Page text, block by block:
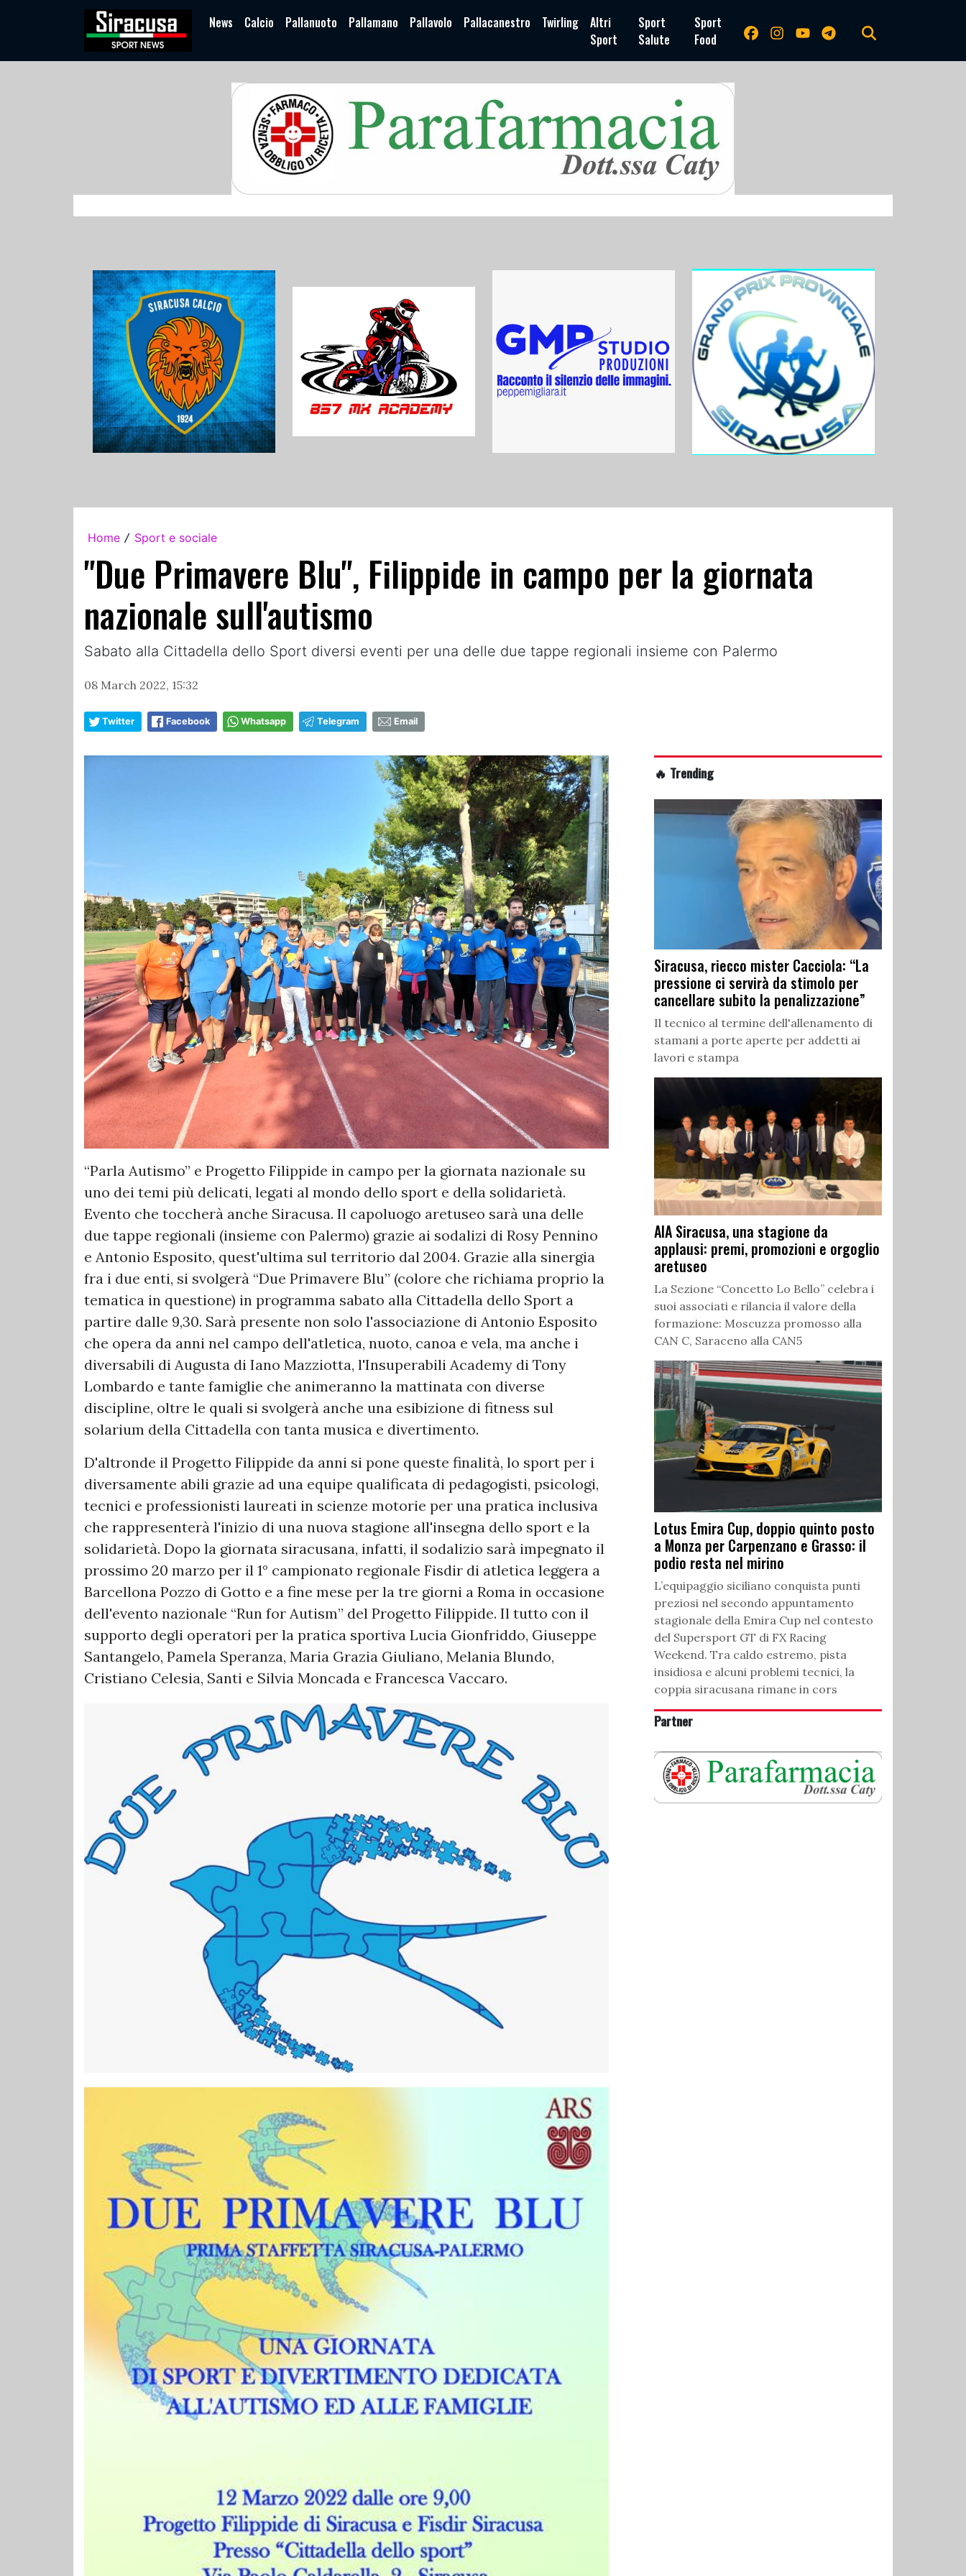
News Calcio Pallanuoto Pallamano Pallavolo Pallacanestro Twirling
Altri
Sport
Sport
Salute
Sport
Food
Home / Sport e sociale
"Due Primavere Blu", Filippide in campo per la giornata
nazionale sull'autismo
Sabato alla Cittadella dello Sport diversi eventi per una delle due tappe regionali insieme con Palermo
08 March 2022, 15:32
Twitter Facebook Whatsapp Telegram Email
“Parla Autismo” e Progetto Filippide in campo per la giornata nazionale su
uno dei temi più delicati, legati al mondo dello sport e della solidarietà.
Evento che toccherà anche Siracusa. Il capoluogo aretuseo sarà una delle
due tappe regionali (insieme con Palermo) grazie ai sodalizi di Rosy Pennino
e Antonio Esposito, quest'ultima sul territorio dal 2004. Grazie alla sinergia
fra i due enti, si svolgerà “Due Primavere Blu” (colore che richiama proprio la
tematica in questione) in programma sabato alla Cittadella dello Sport a
partire dalle 9,30. Sarà presente non solo l'associazione di Antonio Esposito
che opera da anni nel campo dell'atletica, nuoto, canoa e vela, ma anche i
diversabili di Augusta di Iano Mazziotta, l'Insuperabili Academy di Tony
Lombardo e tante famiglie che animeranno la mattinata con diverse
discipline, oltre le quali si svolgerà anche una esibizione di fitness sul
solarium della Cittadella con tanta musica e divertimento.
D'altronde il Progetto Filippide da anni si pone queste finalità, lo sport per i
diversamente abili grazie ad una equipe qualificata di pedagogisti, psicologi,
tecnici e professionisti laureati in scienze motorie per una pratica inclusiva
che rappresenterà l'inizio di una nuova stagione all'insegna dello sport e la
solidarietà. Dopo la giornata siracusana, infatti, il sodalizio sarà impegnato il
prossimo 20 marzo per il 1° campionato regionale Fisdir di atletica leggera a
Barcellona Pozzo di Gotto e a fine mese per la tre giorni a Roma in occasione
dell'evento nazionale “Run for Autism” del Progetto Filippide. Il tutto con il
supporto degli operatori per la pratica sportiva Lucia Gionfriddo, Giuseppe
Santangelo, Pamela Speranza, Maria Grazia Giuliano, Melania Blundo,
Cristiano Celesia, Santi e Silvia Moncada e Francesca Vaccaro.
🔥 Trending
Siracusa, riecco mister Cacciola: “La
pressione ci servirà da stimolo per
cancellare subito la penalizzazione”
Il tecnico al termine dell'allenamento di
stamani a porte aperte per addetti ai
lavori e stampa
AIA Siracusa, una stagione da
applausi: premi, promozioni e orgoglio
aretuseo
La Sezione “Concetto Lo Bello” celebra i
suoi associati e rilancia il valore della
formazione: Moscuzza promosso alla
CAN C, Saraceno alla CAN5
Lotus Emira Cup, doppio quinto posto
a Monza per Carpenzano e Grasso: il
podio resta nel mirino
L’equipaggio siciliano conquista punti
preziosi nel secondo appuntamento
stagionale della Emira Cup nel contesto
del Supersport GT di FX Racing
Weekend. Tra caldo estremo, pista
insidiosa e alcuni problemi tecnici, la
coppia siracusana rimane in cors
Partner